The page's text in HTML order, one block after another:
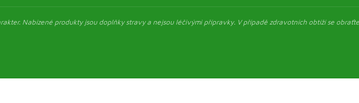
Nabízené produkty jsou doplňky stravy a nejsou léčivými přípravky. V případě zdravotních obtíží se